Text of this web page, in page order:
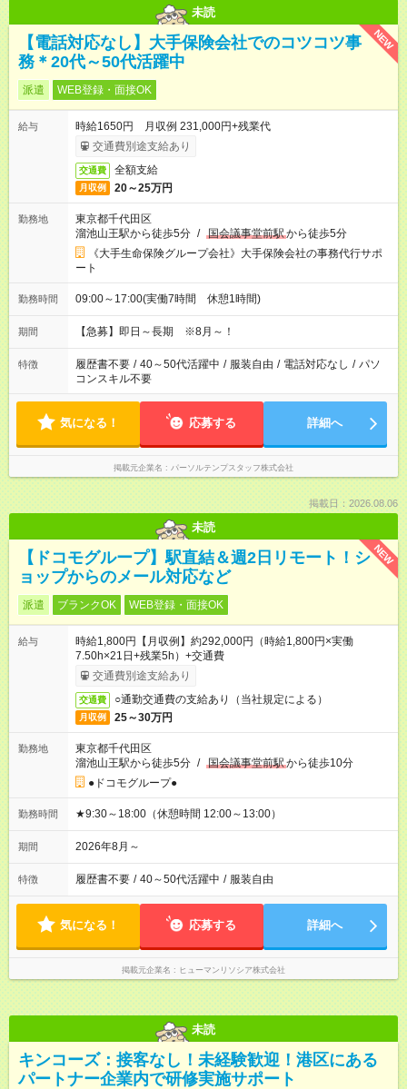
未読
NEW
【電話対応なし】大手保険会社でのコツコツ事
務＊20代～50代活躍中
派遣 WEB登録・面接OK
給与
時給1650円 月収例 231,000円+残業代
交通費別途支給あり
交通費 全額支給
月収例 20～25万円
勤務地
東京都千代田区
溜池山王駅から徒歩5分 / 国会議事堂前駅から徒歩5分
《大手生命保険グループ会社》大手保険会社の事務代行サポ
ート
勤務時間 09:00～17:00(実働7時間 休憩1時間)
期間 【急募】即日～長期 ※8月～！
特徴 履歴書不要 / 40～50代活躍中 / 服装自由 / 電話対応なし / パソ
コンスキル不要
気になる！ 応募する 詳細へ
掲載元企業名 パーソルテンプスタッフ株式会社
掲載日：2026.08.06
未読
NEW
【ドコモグループ】駅直結＆週2日リモート！シ
ョップからのメール対応など
派遣 ブランクOK WEB登録・面接OK
給与
時給1,800円【月収例】約292,000円（時給1,800円×実働
7.50h×21日+残業5h）+交通費
交通費別途支給あり
交通費 ○通勤交通費の支給あり（当社規定による）
月収例 25～30万円
勤務地
東京都千代田区
溜池山王駅から徒歩5分 / 国会議事堂前駅から徒歩10分
●ドコモグループ●
勤務時間 ★9:30～18:00（休憩時間 12:00～13:00）
期間 2026年8月～
特徴 履歴書不要 / 40～50代活躍中 / 服装自由
気になる！ 応募する 詳細へ
掲載元企業名 ヒューマンリソシア株式会社
未読
キンコーズ：接客なし！未経験歓迎！港区にある
パートナー企業内で研修実施サポート